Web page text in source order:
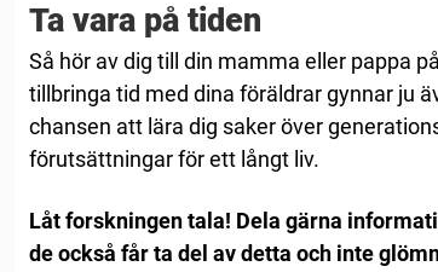
Ta vara på tiden
Så hör av dig till din mamma eller pappa
tillbringa tid med dina föräldrar gynnar ju
chansen att lära dig saker över
förutsättningar för ett långt liv.
Låt forskningen tala! Dela gärna
de också får ta del av detta och inte